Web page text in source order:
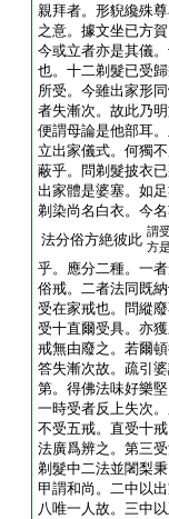
親拜者。形貎纔殊
之意。據文坐已方
今或立者亦是其儀
也。十二剃髮已受
所受。今雖出家形
者失漸次。故此乃
便謂母論是他部耳
立出家儀式。何獨
蔽乎。問剃髮披衣
出家體是婆塞。如
剃染尚名白衣。今
法分俗方絶彼此 謂
方
乎。應分二種。一
俗戒。二者法同既
受在家戒也。問縱
受十直爾受具。亦
戒無由廢之。若爾
答失漸次故。疏引
第。得佛法味好樂
一時受者反上失次
不受五戒。直受十
法廣爲辨之。第三
剃髮中二法並闍梨
甲謂和尚。二中以
八唯一人故。三中